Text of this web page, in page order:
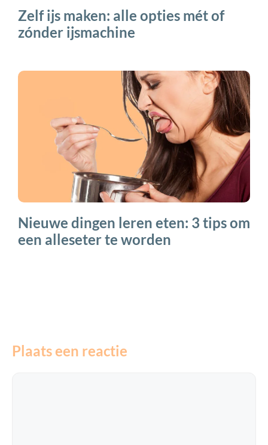
Zelf ijs maken: alle opties mét of
zónder ijsmachine
Nieuwe dingen leren eten: 3 tips om
een alleseter te worden
Plaats een reactie